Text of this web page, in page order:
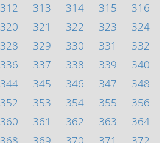
312 313 314 315
316
320 321 322 323
324
328 329 330 331
332
336 337 338 339
340
344 345 346 347
348
352 353 354 355
356
360 361 362 363
364